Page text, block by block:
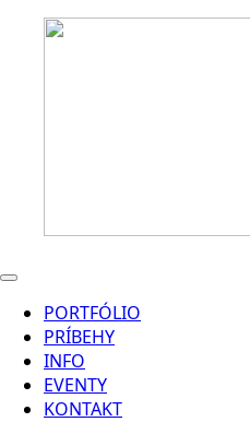
PORTFÓLIO
PRÍBEHY
INFO
EVENTY
KONTAKT